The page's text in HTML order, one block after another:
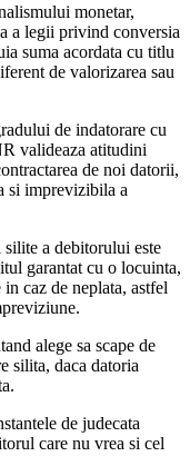
monetar,
a legii privind conversia
suma acordata cu titlu
de valorizarea sau
de indatorare cu
valideaza atitudini
de noi datorii,
si imprevizibila a
a debitorului este
garantat cu o locuinta,
caz de neplata, astfel
alege sa scape de
silita, daca datoria
de judecata
care nu vrea si cel